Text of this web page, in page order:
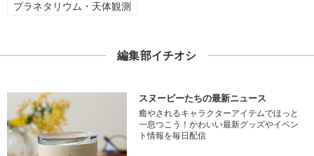
プラネタリウム・天体観測
編集部イチオシ
スヌーピーたちの最新ニュース
癒やされるキャラクターアイテムでほっと
一息つこう！かわいい最新グッズやイベン
ト情報を毎日配信